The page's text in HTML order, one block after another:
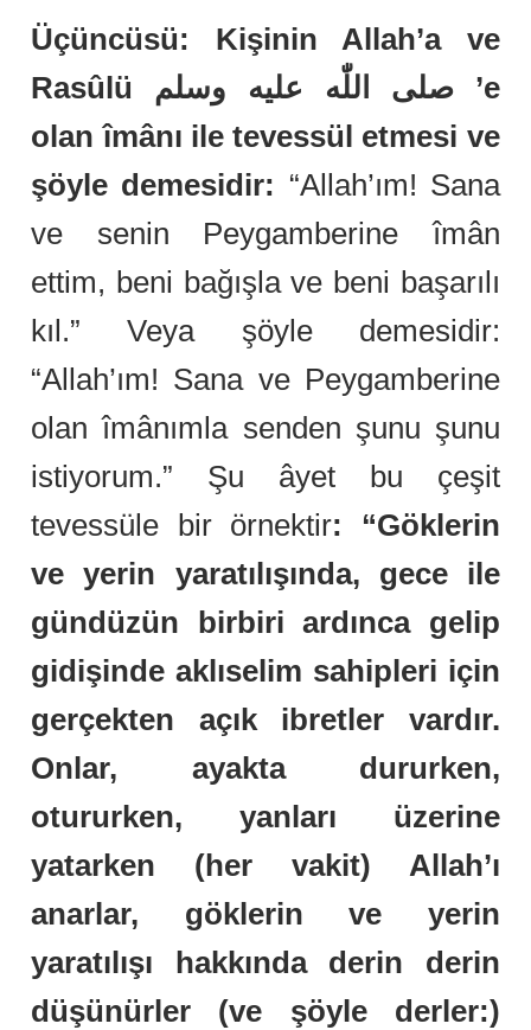
Üçüncüsü: Kişinin Allah’a ve
Rasûlü صلى اللّٰه عليه وسلم ’e
olan îmânı ile tevessül etmesi ve
şöyle demesidir: “Allah’ım! Sana
ve senin Peygamberine îmân
ettim, beni bağışla ve beni başarılı
kıl.” Veya şöyle demesidir:
“Allah’ım! Sana ve Peygamberine
olan îmânımla senden şunu şunu
istiyorum.” Şu âyet bu çeşit
tevessüle bir örnektir: “Göklerin
ve yerin yaratılışında, gece ile
gündüzün birbiri ardınca gelip
gidişinde aklıselim sahipleri için
gerçekten açık ibretler vardır.
Onlar, ayakta dururken,
otururken, yanları üzerine
yatarken (her vakit) Allah’ı
anarlar, göklerin ve yerin
yaratılışı hakkında derin derin
düşünürler (ve şöyle derler:)